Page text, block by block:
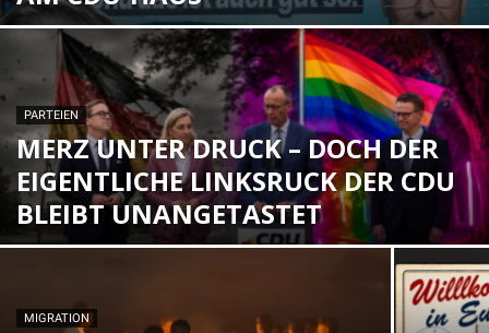
PARTEIEN
MERZ UNTER DRUCK – DOCH DER
EIGENTLICHE LINKSRUCK DER CDU
BLEIBT UNANGETASTET
MIGRATION